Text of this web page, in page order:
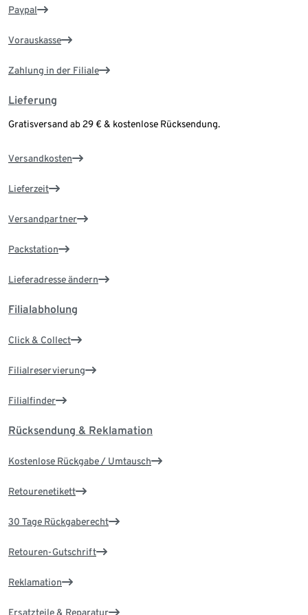
Paypal
Vorauskasse
Zahlung in der Filiale
Lieferung
Gratisversand ab 29 € & kostenlose Rücksendung.
Versandkosten
Lieferzeit
Versandpartner
Packstation
Lieferadresse ändern
Filialabholung
Click & Collect
Filialreservierung
Filialfinder
Rücksendung & Reklamation
Kostenlose Rückgabe / Umtausch
Retourenetikett
30 Tage Rückgaberecht
Retouren-Gutschrift
Reklamation
Ersatzteile & Reparatur